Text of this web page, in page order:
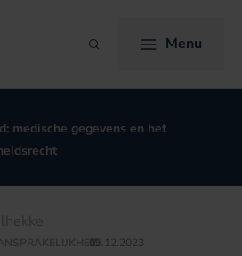
Zoeken Menu
medische gegevens en het
/
05.12.2023